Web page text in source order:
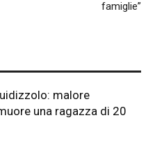
famiglie”
malore
una ragazza di 20